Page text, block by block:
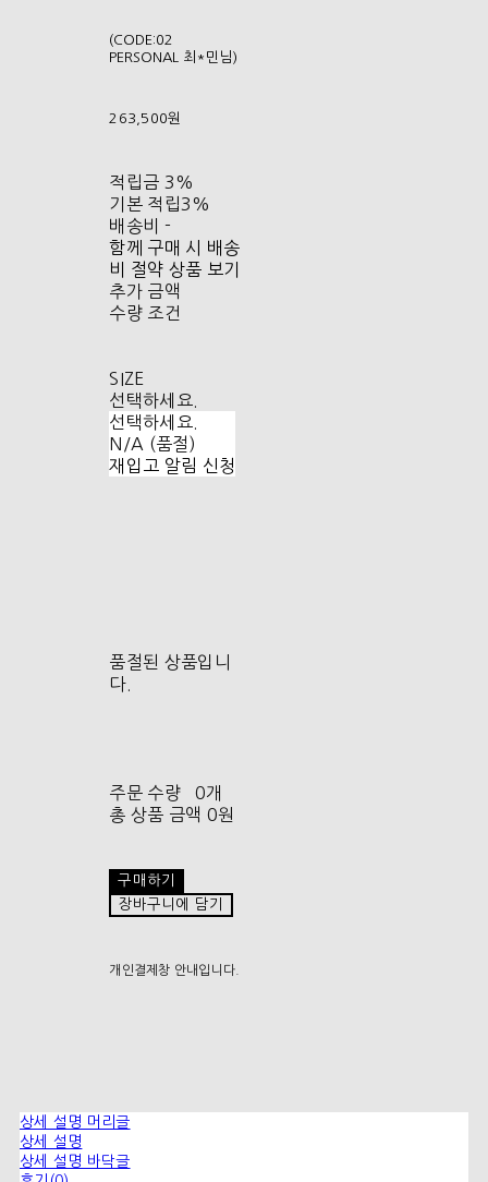
(CODE:02
PERSONAL 최*민님)
263,500원
적립금 3%
기본 적립3%
배송비 -
함께 구매 시 배송
비 절약 상품 보기
추가 금액
수량 조건
SIZE
선택하세요.
선택하세요.
N/A (품절)
재입고 알림 신청
품절된 상품입니
다.
주문 수량
0개
총 상품 금액 0원
구매하기
장바구니에 담기
개인결제창 안내입니다.
상세 설명 머리글
상세 설명
상세 설명 바닥글